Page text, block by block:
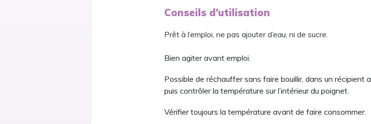
Conseils d’utilisation
Prêt à l’emploi, ne pas ajouter d’eau, ni de sucre.
Bien agiter avant emploi.
Possible de réchauffer sans faire bouillir, dans un récipient
puis contrôler la température sur l’intérieur du poignet.
Vérifier toujours la température avant de faire consommer.